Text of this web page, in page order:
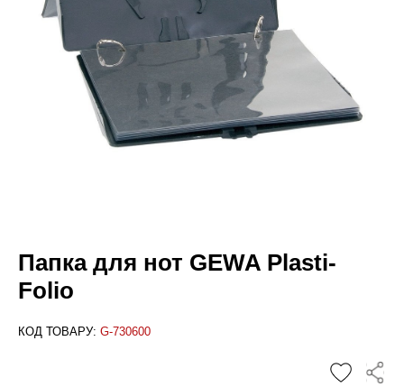
Папка для нот GEWA Plasti-
Folio
КОД ТОВАРУ: G-730600